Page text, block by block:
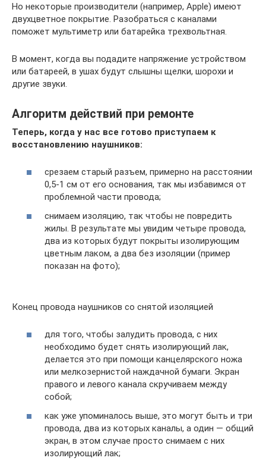
Но некоторые производители (например, Apple) имеют
двухцветное покрытие. Разобраться с каналами
поможет мультиметр или батарейка трехвольтная.
В момент, когда вы подадите напряжение устройством
или батареей, в ушах будут слышны щелки, шорохи и
другие звуки.
Алгоритм действий при ремонте
Теперь, когда у нас все готово приступаем к
восстановлению наушников:
срезаем старый разъем, примерно на расстоянии
0,5-1 см от его основания, так мы избавимся от
проблемной части провода;
снимаем изоляцию, так чтобы не повредить
жилы. В результате мы увидим четыре провода,
два из которых будут покрыты изолирующим
цветным лаком, а два без изоляции (пример
показан на фото);
Конец провода наушников со снятой изоляцией
для того, чтобы залудить провода, с них
необходимо будет снять изолирующий лак,
делается это при помощи канцелярского ножа
или мелкозернистой наждачной бумаги. Экран
правого и левого канала скручиваем между
собой;
как уже упоминалось выше, это могут быть и три
провода, два из которых каналы, а один — общий
экран, в этом случае просто снимаем с них
изолирующий лак;